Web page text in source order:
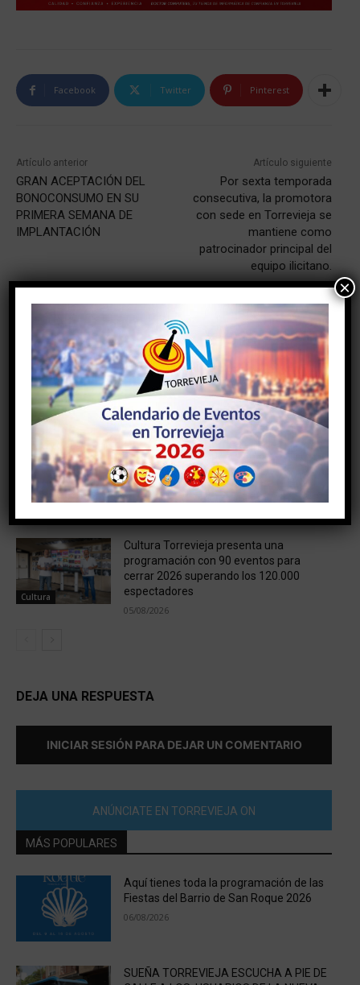
Facebook Twitter Pinterest
Artículo anterior
GRAN ACEPTACIÓN DEL
BONOCONSUMO EN SU
PRIMERA SEMANA DE
IMPLANTACIÓN
Artículo siguiente
Por sexta temporada
consecutiva, la promotora
con sede en Torrevieja se
mantiene como
patrocinador principal del
equipo ilicitano.
Noticias
SUEÑA TORREVIEJA ESCUCHA A PIE DE
CALLE A LOS USUARIOS DE LA NUEVA
RED DE AUTOBUSES PARA CONTRIBUIR
A MEJORAR EL TRANSPORTE URBANO
06/08/2026
Brilla Torrevieja levanta el telón de su
edición 2026 con el concierto de JC
Reyes
Cultura
Cultura Torrevieja presenta una
programación con 90 eventos para
cerrar 2026 superando los 120.000
espectadores
05/08/2026
DEJA UNA RESPUESTA
INICIAR SESIÓN PARA DEJAR UN COMENTARIO
ANÚNCIATE EN TORREVIEJA ON
MÁS POPULARES
Aquí tienes toda la programación de las
Fiestas del Barrio de San Roque 2026
06/08/2026
SUEÑA TORREVIEJA ESCUCHA A PIE DE
×